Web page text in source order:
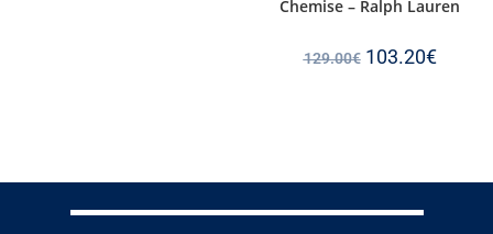
Chemise – Ralph Lauren
129.00€ 103.20€